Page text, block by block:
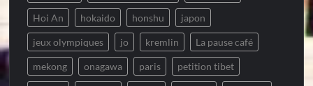
Hoi An hokaido honshu japon
jeux olympiques jo kremlin La pause café
mekong onagawa paris petition tibet